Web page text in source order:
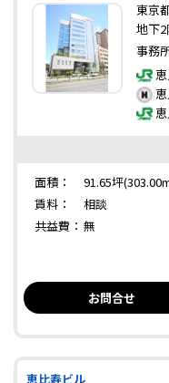
東京
地下
事務
面積：
91.65坪
賃料：
相談
共益費： 無
お問合せ
恵比寿ビル